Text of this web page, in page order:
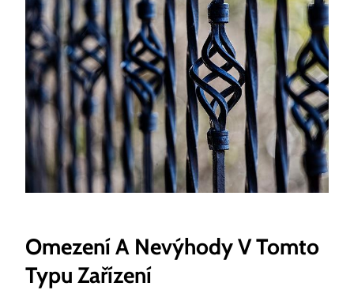
Omezení ⁢a Nevýhody ‍v Tomto
Typu⁣ Zařízení